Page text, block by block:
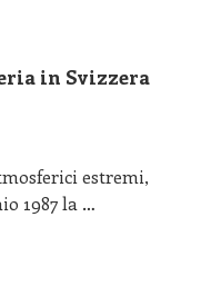
in Svizzera
estremi,
1987 la …